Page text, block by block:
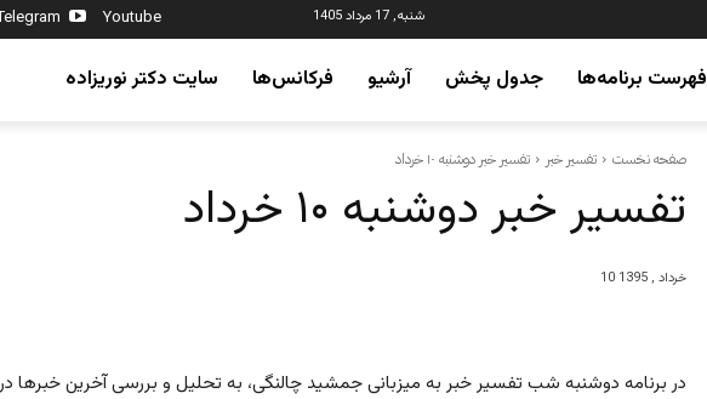
Youtube شنبه, 17 مرداد 1405
فهرست برنامه‌ها جدول پخش آرشیو فرکانس‌ها سایت دکتر نوریزاده
صفحه نخست تفسیر خبر تفسیر خبر دوشنبه ۱۰ خرداد
تفسیر خبر دوشنبه ۱۰ خرداد
10 خرداد , 1395
در برنامه دوشنبه شب تفسیر خبر به میزبانی جمشید چالنگی، به تحلیل و بررسی آخرین خبرها